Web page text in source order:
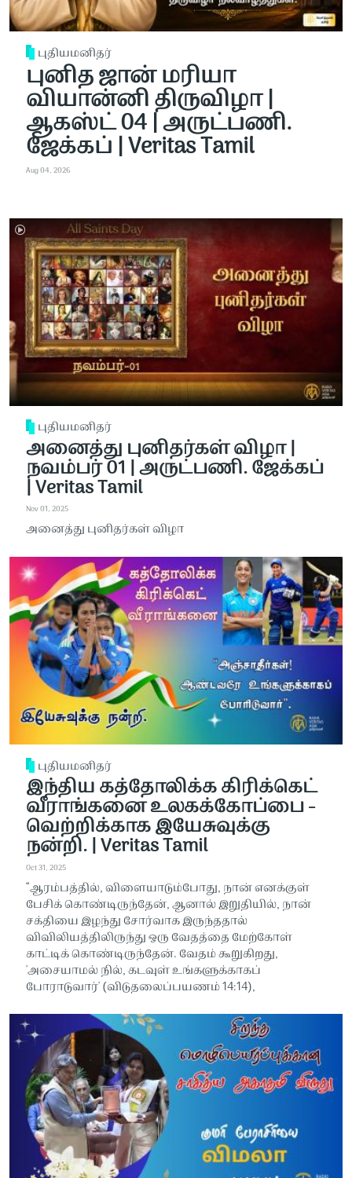
புதியமனிதர்
புனித ஜான் மரியா
வியான்னி திருவிழா |
ஆகஸ்ட் 04 | அருட்பணி.
ஜேக்கப் | Veritas Tamil
Aug 04, 2026
புதியமனிதர்
அனைத்து புனிதர்கள் விழா |
நவம்பர் 01 | அருட்பணி. ஜேக்கப்
| Veritas Tamil
Nov 01, 2025
அனைத்து புனிதர்கள் விழா
புதியமனிதர்
இந்திய கத்தோலிக்க கிரிக்கெட்
வீராங்கனை உலகக்கோப்பை -
வெற்றிக்காக இயேசுவுக்கு
நன்றி. | Veritas Tamil
Oct 31, 2025
“ஆரம்பத்தில், விளையாடும்போது, ​​நான் எனக்குள்
பேசிக் கொண்டிருந்தேன், ஆனால் இறுதியில், நான்
சக்தியை இழந்து சோர்வாக இருந்ததால்
விவிலியத்திலிருந்து ஒரு வேதத்தை மேற்கோள்
காட்டிக் கொண்டிருந்தேன். வேதம் கூறுகிறது,
'அசையாமல் நில், கடவுள் உங்களுக்காகப்
போராடுவார்' (விடுதலைப்பயணம் 14:14),